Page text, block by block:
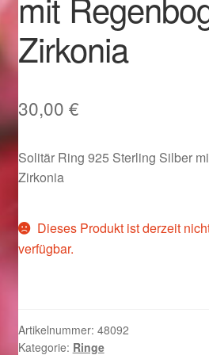
Im Gedenken an
Impressum
Karneval 2015 – Schmuck zu
Karneval 2019 – Schmuck zu
Karneval 2020 – Schmuck zu
Kasse
Zirkonia
30,00 €
Solitär Ring 925 Sterling Silber
Zirkonia
Dieses Produkt ist derzeit
verfügbar.
Artikelnummer: 48092
Kategorie: Ringe